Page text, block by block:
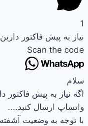
1
نیاز به پیش فاکتور
Scan the code
سلام
اگه نیاز به پیش فاکتور
واتساپ ارسال کنید....
با توجه به وضعیت